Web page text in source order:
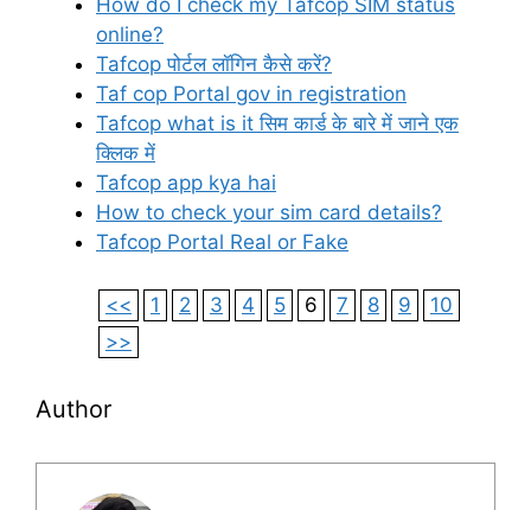
online?
Tafcop पोर्टल लॉगिन कैसे करें?
Taf cop Portal gov in registration
Tafcop what is it सिम कार्ड के बारे में जाने एक
क्लिक में
Tafcop app kya hai
How to check your sim card details?
Tafcop Portal Real or Fake
<< 1 2 3 4 5 6 7 8 9
10
>>
Author